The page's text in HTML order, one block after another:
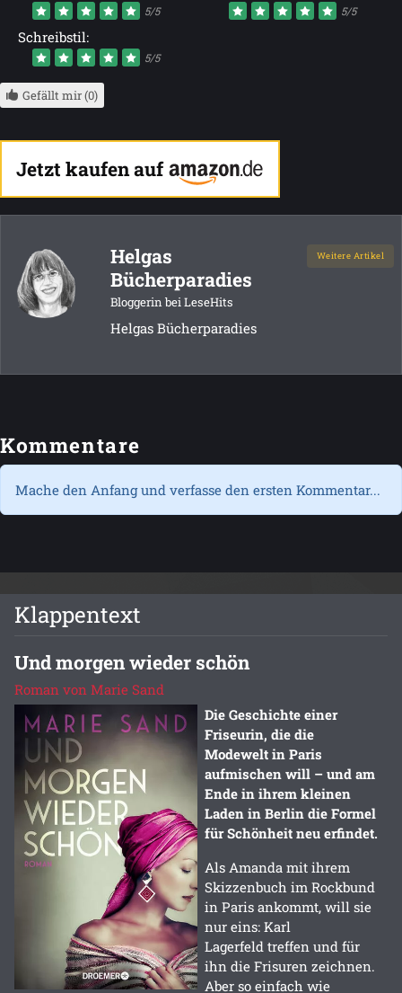
5/5 5/5
Schreibstil:
5/5
Gefällt mir (0)
Jetzt kaufen auf
Helgas
Bücherparadies
Bloggerin bei LeseHits
Weitere Artikel
Helgas Bücherparadies
Kommentare
Mache den Anfang und verfasse den ersten Kommentar...
Klappentext
Und morgen wieder schön
Roman von Marie Sand
Die Geschichte einer
Friseurin, die die
Modewelt in Paris
aufmischen will – und am
Ende in ihrem kleinen
Laden in Berlin die Formel
für Schönheit neu erfindet.
Als Amanda mit ihrem
Skizzenbuch im Rockbund
in Paris ankommt, will sie
nur eins: Karl
Lagerfeld treffen und für
ihn die Frisuren zeichnen.
Aber so einfach wie